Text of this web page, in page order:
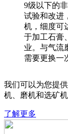
9级以下的
试验和改进
机，细度可
于加工石膏
业。与气流
需要更换一
我们可以为您提
机、磨机和选矿机
了解更多